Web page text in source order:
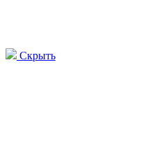
Скрыть